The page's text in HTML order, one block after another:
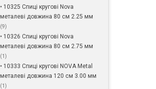
• 10325 Спиці кругові Nova
металеві довжина 80 см 2.25 мм
(9)
• 10326 Спиці кругові Nova
металеві довжина 80 см 2.75 мм
(1)
• 10333 Спиці кругові NOVA Metal
металеві довжина 120 см 3.00 мм
(1)